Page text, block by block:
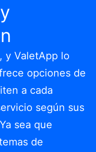
y ValetApp lo
opciones de
a cada
según sus
sea que
de